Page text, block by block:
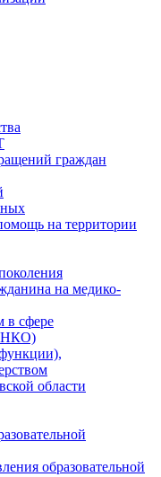
граждан
на территории
на медико-
в сфере
НКО)
области
образовательной